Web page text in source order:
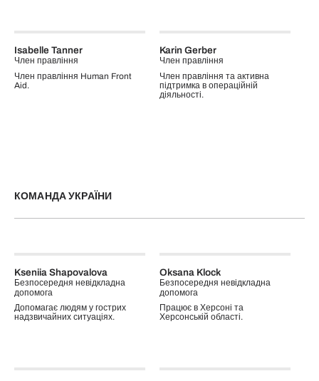
Isabelle Tanner
Член правління
Член правління Human Front
Aid.
Karin Gerber
Член правління
Член правління та активна
підтримка в операційній
діяльності.
КОМАНДА УКРАЇНИ
Kseniia Shapovalova
Безпосередня невідкладна
допомога
Допомагає людям у гострих
надзвичайних ситуаціях.
Oksana Klock
Безпосередня невідкладна
допомога
Працює в Херсоні та
Херсонській області.